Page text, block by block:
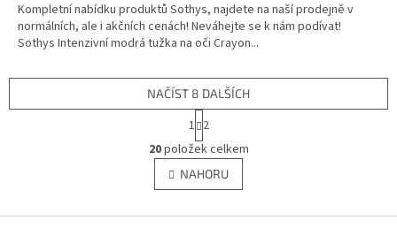
Kompletní nabídku produktů Sothys, najdete na naší prodejně v
normálních, ale i akčních cenách! Neváhejte se k nám podívat!
Sothys Intenzivní modrá tužka na oči Crayon...
O
v
l
á
NAČÍST 8 DALŠÍCH
S
t
r
á
n
k
v
1 2
20položek celkem
NAHORU